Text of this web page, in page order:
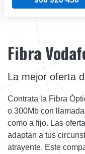
Fibra
La mejor oferta
Contrata la Fibra
o 300Mb con
como a fijo. Las
adaptan a tus
atrayente. Este